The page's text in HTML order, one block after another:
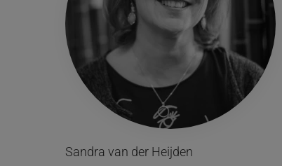
Sandra van der Heijden